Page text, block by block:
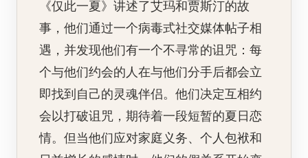
《仅此一夏》讲述了艾玛和贾斯汀的故
事，他们通过一个病毒式社交媒体帖子相
遇，并发现他们有一个不寻常的诅咒：每
个与他们约会的人在与他们分手后都会立
即找到自己的灵魂伴侣。他们决定互相约
会以打破诅咒，期待着一段短暂的夏日恋
情。但当他们应对家庭义务、个人包袱和